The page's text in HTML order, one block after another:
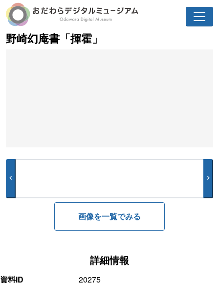
野崎幻庵書「揮霍」
chevron_left chevron_right
画像を一覧でみる
詳細情報
資料ID 20275